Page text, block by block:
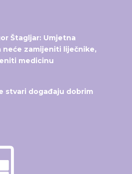
Štagljar: Umjetna
zamijeniti liječnike,
medicinu
stvari događaju dobrim